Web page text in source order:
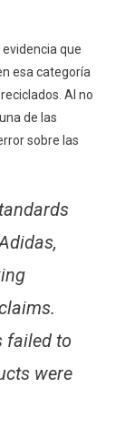
que
esa categoría
Al no
de las
sobre las
failed to
were